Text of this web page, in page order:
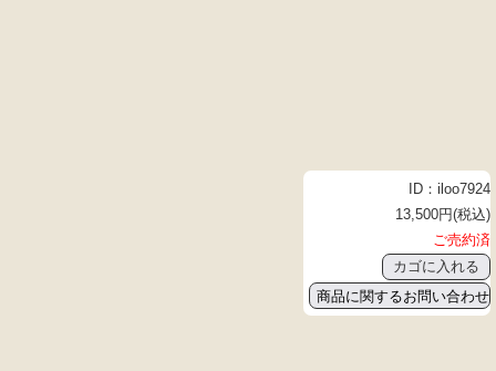
ID：iloo7924
13,500円(税込)
ご売約済
商品に関するお問い合わせ